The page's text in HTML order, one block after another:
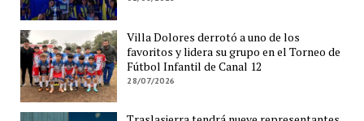
Villa Dolores derrotó a uno de los
favoritos y lidera su grupo en el Torneo de
Fútbol Infantil de Canal 12
28/07/2026